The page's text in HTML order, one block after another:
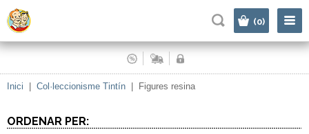
(0)
Inici Col·leccionisme Tintín Figures resina
ORDENAR PER: